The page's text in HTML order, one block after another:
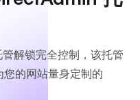
解锁完全控制，该托管
的网站量身定制的